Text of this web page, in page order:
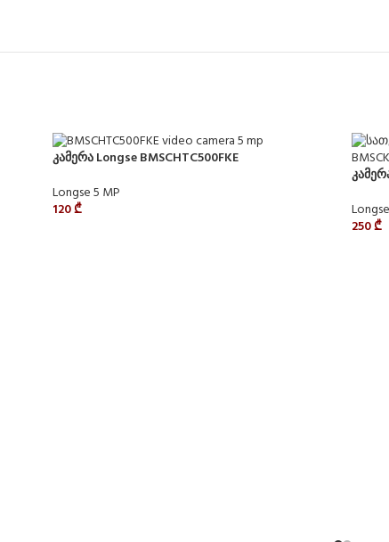
კამერა Longse BMSCHTC500FKE
Longse 5 MP
120₾
250₾